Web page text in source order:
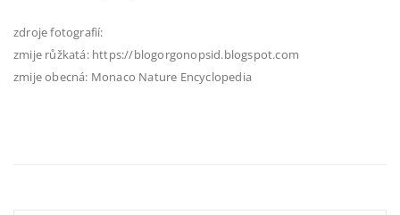
zdroje fotografií:
zmije růžkatá: https://blogorgonopsid.blogspot.com
zmije obecná: Monaco Nature Encyclopedia